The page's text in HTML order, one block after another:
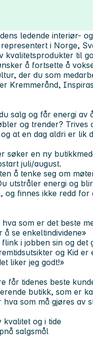
ledende interiør-
i Norge,
kvalitetsprodukter til
å fortsette å
der du som
Kremmerånd,
salg og får energi av
og trender? Trives
at en dag aldri er lik
søker en ny
juli/august.
å tenke seg om
utstråler energi og
og finnes ikke redd
som er det beste
å se enkeltindividene»
i jobben sin og det
og Kid er
liker jeg godt!»
får tidenes beste
butikk, som er
som må gjøres av
og i tide
salgsmål